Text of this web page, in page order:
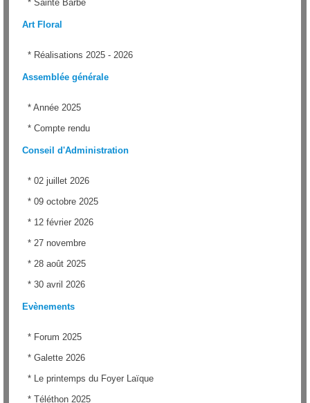
* Sainte Barbe
Art Floral
* Réalisations 2025 - 2026
Assemblée générale
* Année 2025
* Compte rendu
Conseil d'Administration
* 02 juillet 2026
* 09 octobre 2025
* 12 février 2026
* 27 novembre
* 28 août 2025
* 30 avril 2026
Evènements
* Forum 2025
* Galette 2026
*
Le printemps du Foyer Laïque
* Téléthon 2025